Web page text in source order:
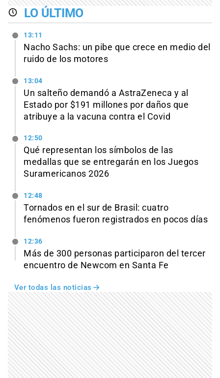
LO ÚLTIMO
13:11
Nacho Sachs: un pibe que crece en medio del
ruido de los motores
13:04
Un salteño demandó a AstraZeneca y al
Estado por $191 millones por daños que
atribuye a la vacuna contra el Covid
12:50
Qué representan los símbolos de las
medallas que se entregarán en los Juegos
Suramericanos 2026
12:48
Tornados en el sur de Brasil: cuatro
fenómenos fueron registrados en pocos días
12:36
Más de 300 personas participaron del tercer
encuentro de Newcom en Santa Fe
Ver todas las noticias